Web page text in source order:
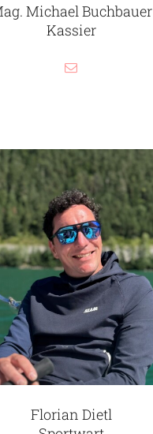
Michael Buchbauer
Kassier
Florian Dietl